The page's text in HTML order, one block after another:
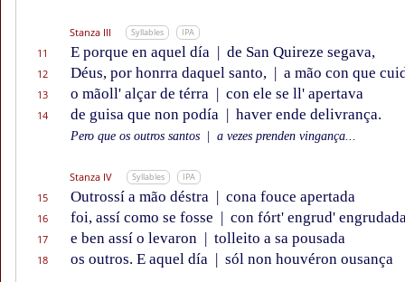
Stanza III Syllables IPA
11 E porque en aquel día | de San Quireze segava,
12 Déus, por honrra daquel santo, | a mão con que
13 o mãoll' alçar de térra | con ele se ll' apertava
14 de guisa que non podía | haver ende delivrança.
Pero que os outros santos a vezes prenden vingança...
Stanza IV Syllables IPA
15 Outrossí a mão déstra | cona fouce apertada
16 foi, assí como se fosse | con fórt' engrud'
17 e ben assí o levaron | tolleito a sa pousada
18 os outros. E aquel día | sól non houvéron ousança